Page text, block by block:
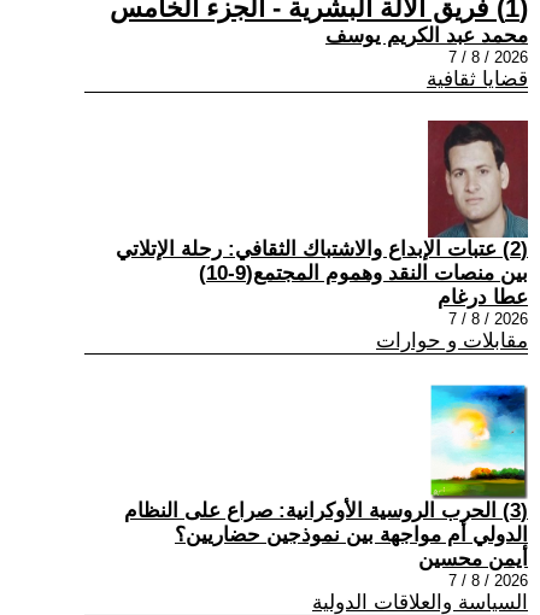
(1) فريق الآلة البشرية - الجزء الخامس
محمد عبد الكريم يوسف
2026 / 8 / 7
قضايا ثقافية
(2) عتبات الإبداع والاشتباك الثقافي: رحلة الإتلاتي
بين منصات النقد وهموم المجتمع(9-10)
عطا درغام
2026 / 8 / 7
مقابلات و حوارات
(3) الحرب الروسية الأوكرانية: صراع على النظام
الدولي أم مواجهة بين نموذجين حضاريين؟
أيمن محسين
2026 / 8 / 7
السياسة والعلاقات الدولية